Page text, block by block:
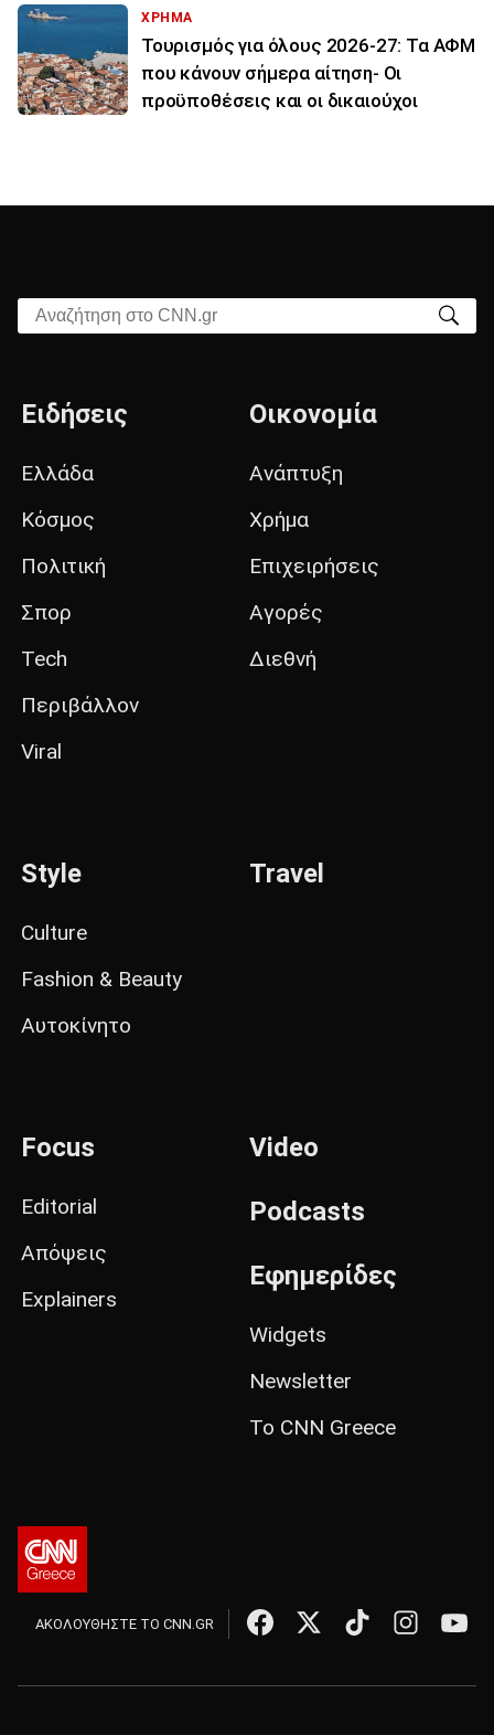
ΧΡΗΜΑ
Τουρισμός για όλους 2026-27: Τα ΑΦΜ
που κάνουν σήμερα αίτηση- Οι
προϋποθέσεις και οι δικαιούχοι
Αναζήτηση στο CNN.gr
Ειδήσεις
Ελλάδα
Κόσμος
Πολιτική
Σπορ
Tech
Περιβάλλον
Viral
Οικονομία
Ανάπτυξη
Χρήμα
Επιχειρήσεις
Αγορές
Διεθνή
Style
Culture
Fashion & Beauty
Αυτοκίνητο
Travel
Focus
Editorial
Απόψεις
Explainers
Video
Podcasts
Εφημερίδες
Widgets
Newsletter
Το CNN Greece
ΑΚΟΛΟΥΘΗΣΤΕ ΤΟ CNN.GR